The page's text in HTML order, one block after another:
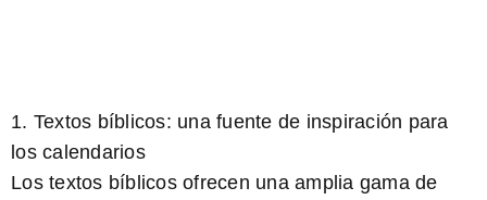
1. Textos bíblicos: una fuente de inspiración para
los calendarios
Los textos bíblicos ofrecen una amplia gama de